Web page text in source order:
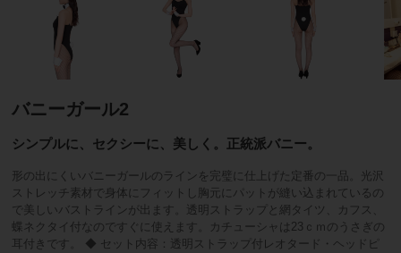
バニーガール2
シンプルに、セクシーに、美しく。正統派バニー。
形の出にくいバニーガールのラインを完璧に仕上げた定番の一品。光沢
ストレッチ素材で身体にフィットし胸元にパットが縫い込まれているの
で美しいバストラインが出ます。透明ストラップと網タイツ、カフス、
蝶ネクタイ付なのですぐに使えます。カチューシャは23ｃｍのうさぎの
耳付きです。 ◆ セット内容：透明ストラップ付レオタード・ヘッドピ